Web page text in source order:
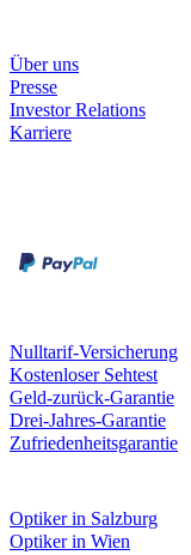
Über uns
Presse
Investor Relations
Karriere
Nulltarif-Versicherung
Kostenloser Sehtest
Geld-zurück-Garantie
Drei-Jahres-Garantie
Zufriedenheitsgarantie
Optiker in Salzburg
Optiker in Wien